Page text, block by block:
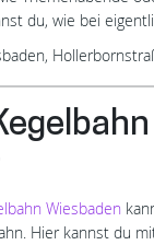
du, wie bei
Wiesbaden
Hier kannst du